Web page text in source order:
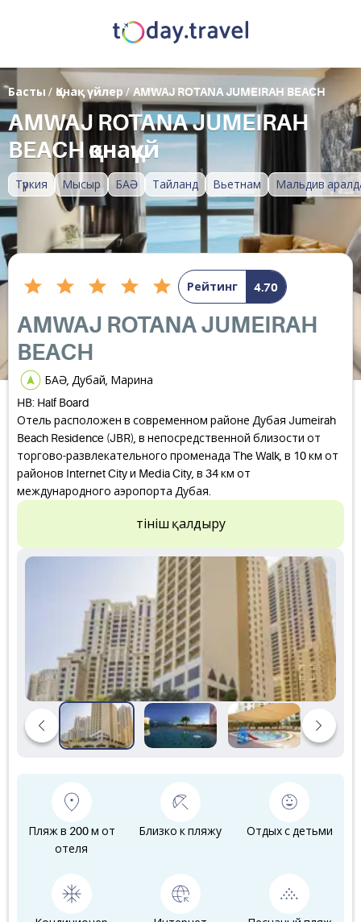
Түркия Мысыр БАӘ Тайланд Вьетнам Мальдив
Басты / Қонақ үйлер/ AMWAJ ROTANA JUMEIRAH BEACH
AMWAJ ROTANA JUMEIRAH
BEACH қонақүй
Рейтинг 4.70
AMWAJ ROTANA JUMEIRAH
BEACH
БАӘ, Дубай, Марина
HB: Half Board
Отель расположен в современном районе Дубая Jumeirah
Beach Residence (JBR), в непосредственной близости от
торгово-развлекательного променада The Walk, в 10 км от
районов Internet City и Media City, в 34 км от
международного аэропорта Дубая.
Өтініш қалдыру
Пляж в 200 м от
отеля
Близко к пляжу Отдых с детьми